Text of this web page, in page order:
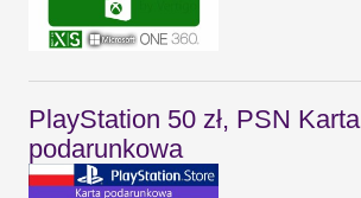
PlayStation 50 zł, PSN Karta
podarunkowa